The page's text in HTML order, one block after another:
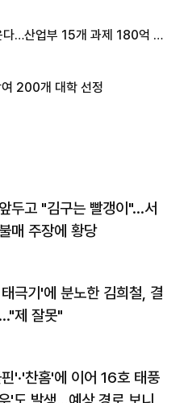
다…산업부 15개 과제 180억 지
200개 대학 선정
두고 "김구는 빨갱이"…서
매 주장에 황당
극기'에 분노한 김희철, 결
제 잘못"
'·'찬홈'에 이어 16호 태풍